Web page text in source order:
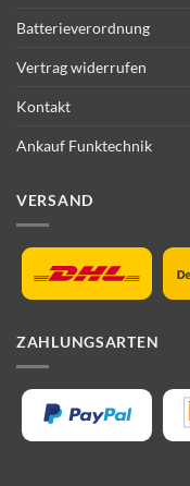
Batterieverordnung
Vertrag widerrufen
Kontakt
Ankauf Funktechnik
VERSAND
ZAHLUNGSARTEN